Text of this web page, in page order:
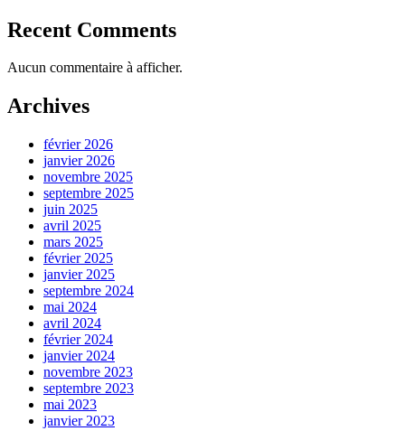
Recent Comments
Aucun commentaire à afficher.
Archives
février 2026
janvier 2026
novembre 2025
septembre 2025
juin 2025
avril 2025
mars 2025
février 2025
janvier 2025
septembre 2024
mai 2024
avril 2024
février 2024
janvier 2024
novembre 2023
septembre 2023
mai 2023
janvier 2023